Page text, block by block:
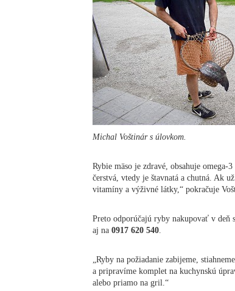
Michal Voštinár s úlovkom.
Rybie mäso je zdravé, obsahuje omega-
čerstvá, vtedy je štavnatá a chutná. Ak
vitamíny a výživné látky,“ pokračuje
Preto odporúčajú ryby nakupovať v deň
aj na 0917 620 540.
„Ryby na požiadanie zabijeme,
a pripravíme komplet na kuchynskú
alebo priamo na gril.“